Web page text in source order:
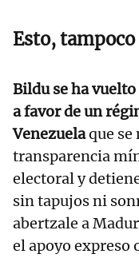
Esto, tampoco
Bildu se ha
a favor de un
Venezuelaque
transparencia
electoral y
sin tapujos ni
abertzale a
el apoyo expreso